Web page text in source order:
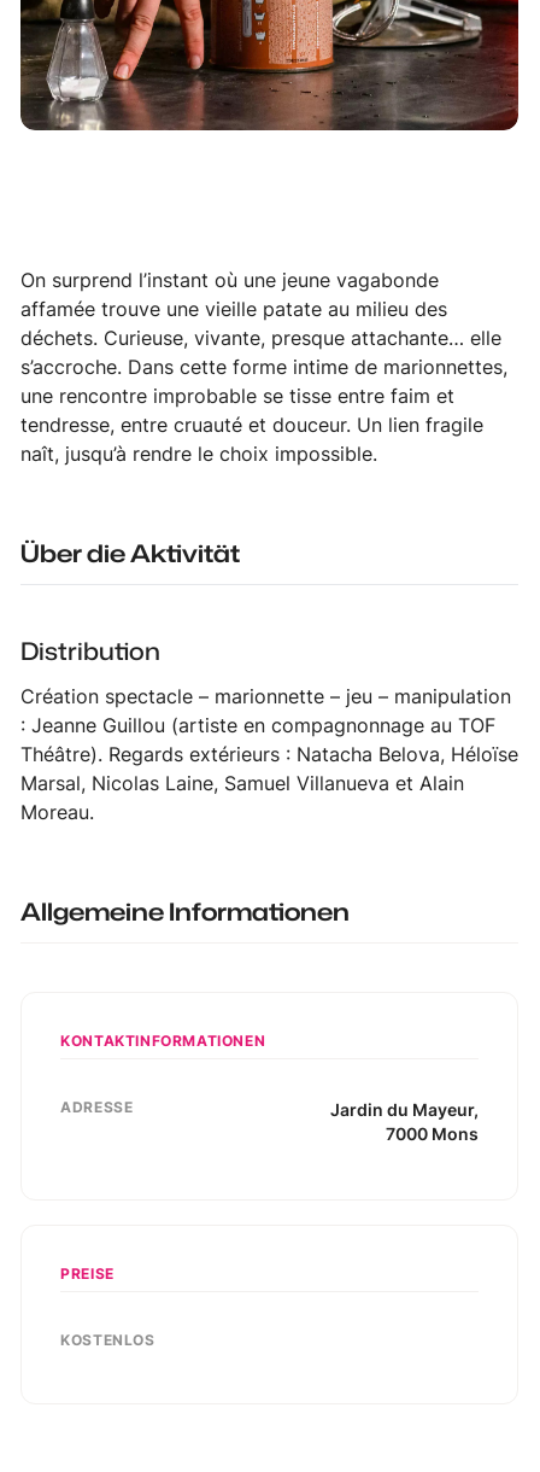
On surprend l’instant où une jeune vagabonde
affamée trouve une vieille patate au milieu des
déchets. Curieuse, vivante, presque attachante… elle
s’accroche. Dans cette forme intime de marionnettes,
une rencontre improbable se tisse entre faim et
tendresse, entre cruauté et douceur. Un lien fragile
naît, jusqu’à rendre le choix impossible.
Über die Aktivität
Distribution
Création spectacle – marionnette – jeu – manipulation
: Jeanne Guillou (artiste en compagnonnage au TOF
Théâtre). Regards extérieurs : Natacha Belova, Héloïse
Marsal, Nicolas Laine, Samuel Villanueva et Alain
Moreau.
Allgemeine Informationen
KONTAKTINFORMATIONEN
ADRESSE Jardin du Mayeur,
7000 Mons
PREISE
KOSTENLOS